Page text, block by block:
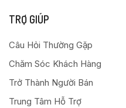
TRỢ GIÚP
Câu Hỏi Thường Gặp
Chăm Sóc Khách Hàng
Trở Thành Người Bán
Trung Tâm Hỗ Trợ